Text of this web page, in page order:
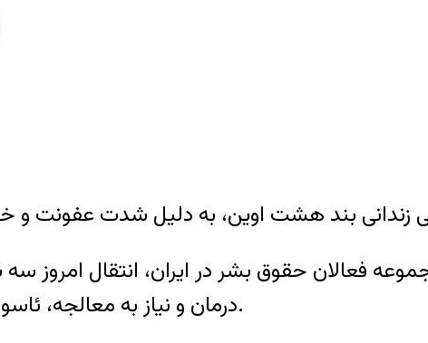
درمان و نیاز به معالجه، ئاسو رستمی ساعاتی بعد مجددا به زندان بازگردانده شد.